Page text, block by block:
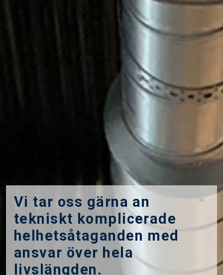
Vi tar oss gärna an
tekniskt komplicerade
helhetsåtaganden med
ansvar över hela
livslängden.